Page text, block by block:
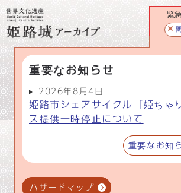
緊
重要なお知らせ
2026年8月4日
姫路市シェアサイクル「姫ちゃ
ス提供一時停止について
重要なお知
ハザードマップ